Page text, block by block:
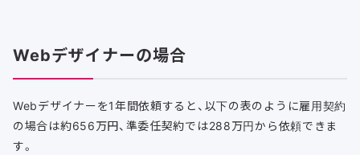
Webデザイナーの場合
Webデザイナーを1年間依頼すると、以下の表のように雇用契約
の場合は約656万円、準委任契約では288万円から依頼できま
す。